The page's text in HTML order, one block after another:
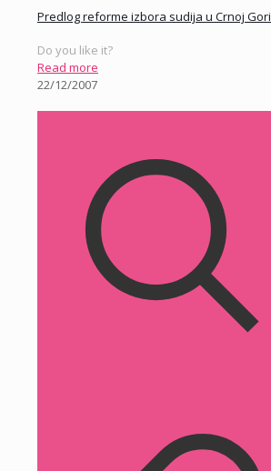
Predlog reforme izbora sudija u Crnoj Gori
Do you like it?
Read more
22/12/2007